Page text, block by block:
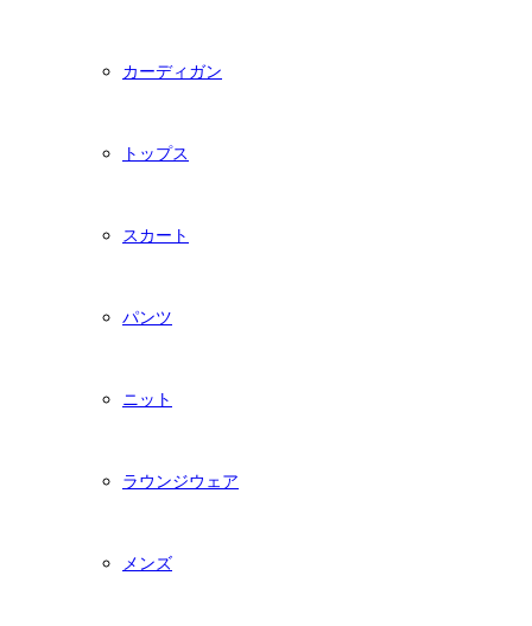
カーディガン
トップス
スカート
パンツ
ニット
ラウンジウェア
メンズ